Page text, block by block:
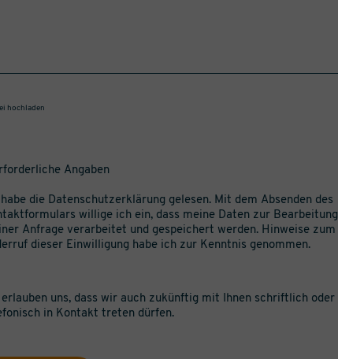
hochladen
Angaben
habe die Datenschutzerklärung gelesen. Mit dem Absenden des
willige ich ein, dass meine Daten zur Bearbeitung
Anfrage verarbeitet und gespeichert werden. Hinweise zum
dieser Einwilligung habe ich zur Kenntnis genommen.
erlauben uns, dass wir auch zukünftig mit Ihnen schriftlich oder
in Kontakt treten dürfen.